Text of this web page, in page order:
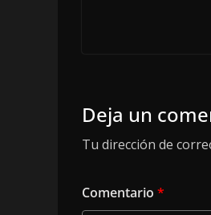
Deja un
Tu dirección de
Comentario *